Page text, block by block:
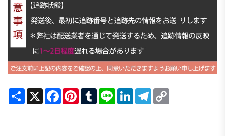
Share X FacebookPinterestTumblrLine LinkedInTelegram